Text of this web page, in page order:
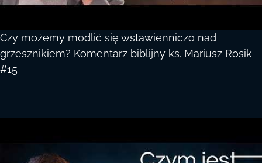
Czy możemy modlić się wstawienniczo nad
grzesznikiem? Komentarz biblijny ks. Mariusz Rosik
#15